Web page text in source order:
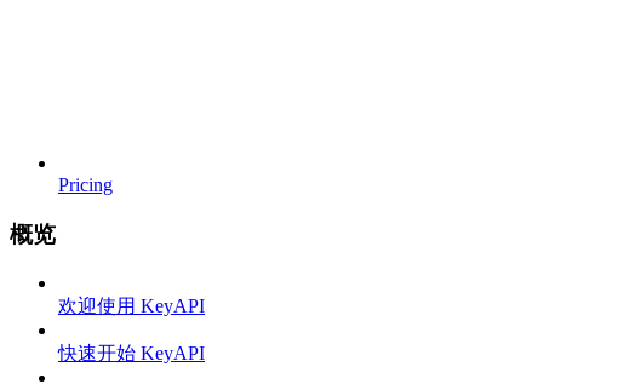
Pricing
概览
欢迎使用 KeyAPI
快速开始 KeyAPI